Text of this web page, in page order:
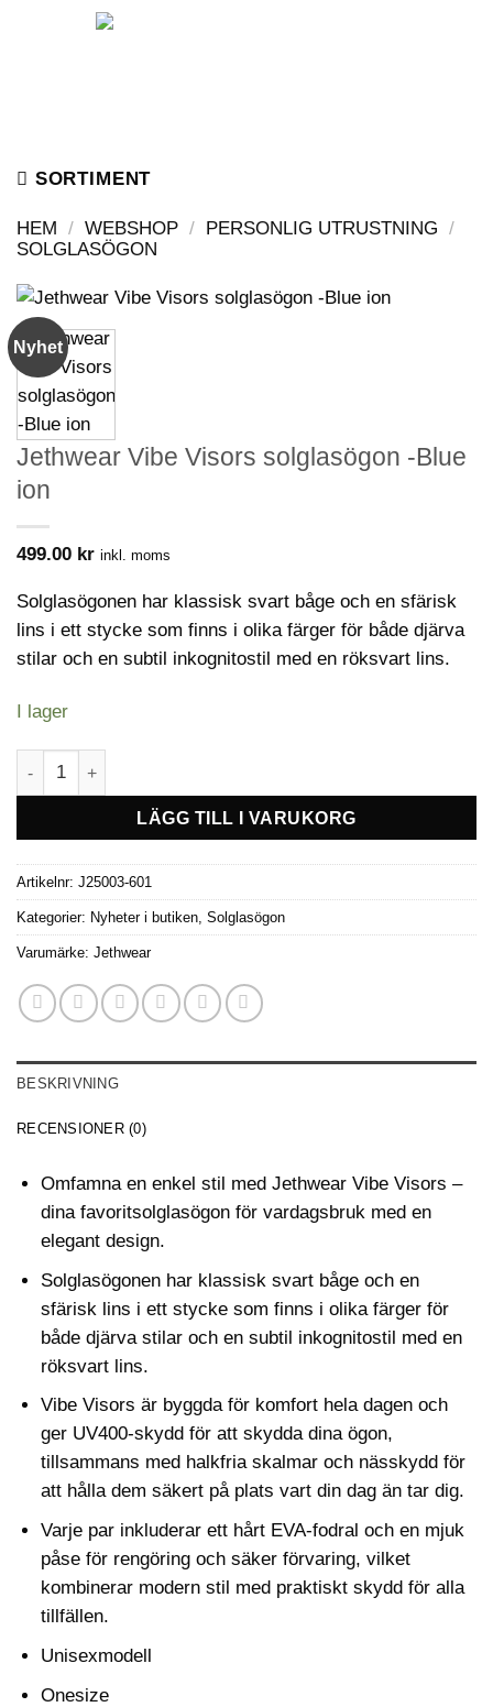
SORTIMENT
HEM / WEBSHOP / PERSONLIG UTRUSTNING /
SOLGLASÖGON
Nyhet
Jethwear Vibe Visors solglasögon -Blue
ion
499.00 kr inkl. moms
Solglasögonen har klassisk svart båge och en sfärisk
lins i ett stycke som finns i olika färger för både djärva
stilar och en subtil inkognitostil med en röksvart lins.
I lager
Jethwear Vibe Visors solglasögon -Blue ion mängd
LÄGG TILL I VARUKORG
Artikelnr: J25003-601
Kategorier: Nyheter i butiken Solglasögon
Varumärke: Jethwear
BESKRIVNING
RECENSIONER (0)
Omfamna en enkel stil med Jethwear Vibe Visors –
dina favoritsolglasögon för vardagsbruk med en
elegant design.
Solglasögonen har klassisk svart båge och en
sfärisk lins i ett stycke som finns i olika färger för
både djärva stilar och en subtil inkognitostil med en
röksvart lins.
Vibe Visors är byggda för komfort hela dagen och
ger UV400-skydd för att skydda dina ögon,
tillsammans med halkfria skalmar och nässkydd för
att hålla dem säkert på plats vart din dag än tar dig.
Varje par inkluderar ett hårt EVA-fodral och en mjuk
påse för rengöring och säker förvaring, vilket
kombinerar modern stil med praktiskt skydd för alla
tillfällen.
Unisexmodell
Onesize